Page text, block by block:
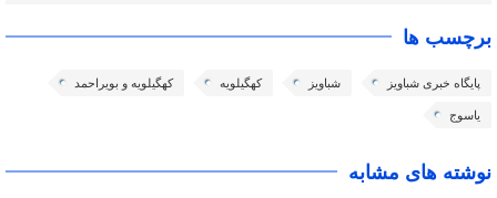
برچسب ها
پایگاه خبری شباویز شباویز کهگیلویه کهگیلویه و بویراحمد
یاسوج
نوشته های مشابه